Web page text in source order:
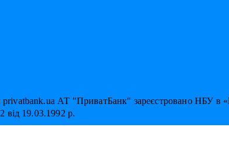
privatbank.ua АТ "ПриватБанк" зареєстровано НБУ в
від 19.03.1992 р.